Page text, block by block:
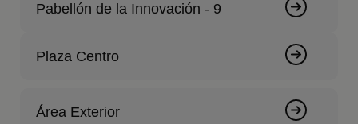
Pabellón de la Innovación - 9
Plaza Centro
Área Exterior